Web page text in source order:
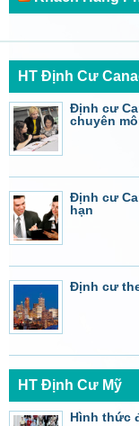
HT Định Cư
Định cư
chuyên
Định cư
hạn
Định cư
HT Định Cư Mỹ
Hình thức